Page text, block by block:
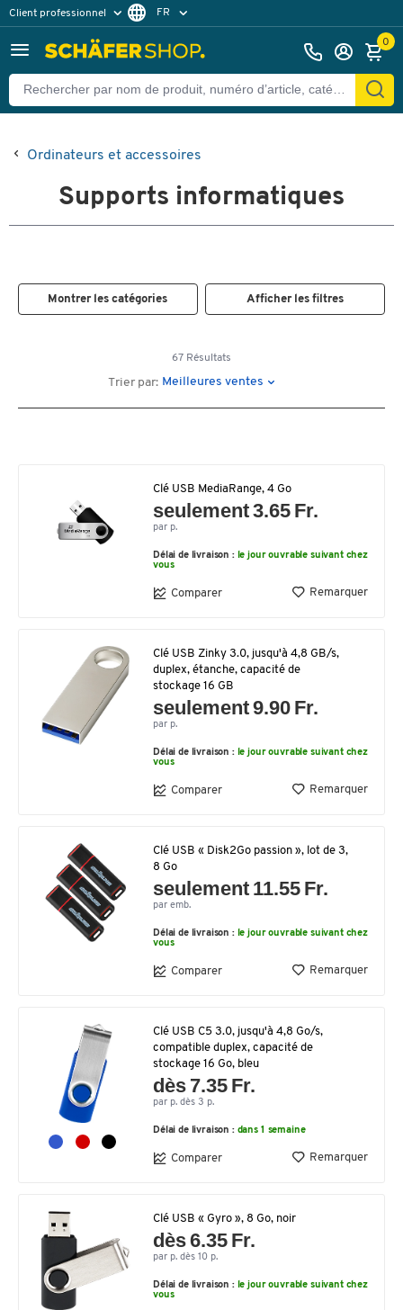
Client professionnel
Client particulier
FR
0
Ordinateurs et accessoires
Supports informatiques
Montrer les catégories Afficher les filtres
67 Résultats
Trier par: Meilleures ventes
Clé USB MediaRange, 4 Go
seulement 3.65 Fr.
par p.
Délai de livraison : le jour ouvrable suivant chez
vous
Comparer Remarquer
Clé USB Zinky 3.0, jusqu'à 4,8 GB/s,
duplex, étanche, capacité de
stockage 16 GB
seulement 9.90 Fr.
par p.
Délai de livraison : le jour ouvrable suivant chez
vous
Comparer Remarquer
Clé USB « Disk2Go passion », lot de 3,
8 Go
seulement 11.55 Fr.
par emb.
Délai de livraison : le jour ouvrable suivant chez
vous
Comparer Remarquer
Clé USB C5 3.0, jusqu'à 4,8 Go/s,
compatible duplex, capacité de
stockage 16 Go, bleu
dès 7.35 Fr.
par p. dès 3 p.
Délai de livraison : dans 1 semaine
Comparer Remarquer
Clé USB « Gyro », 8 Go, noir
dès 6.35 Fr.
par p. dès 10 p.
Délai de livraison : le jour ouvrable suivant chez
vous